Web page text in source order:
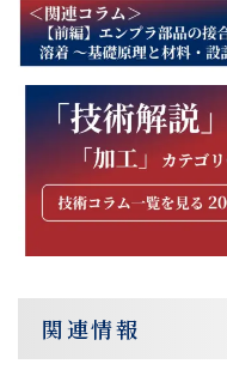
関連情報